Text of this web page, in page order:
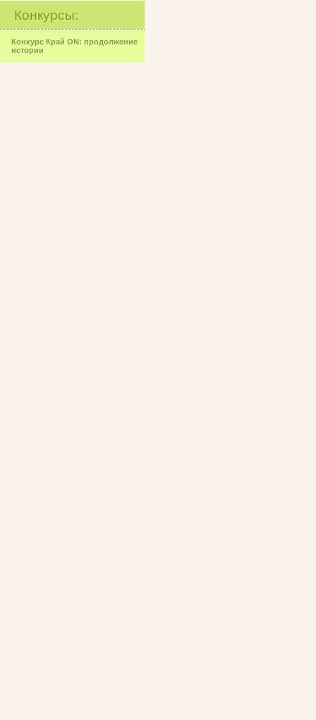
Конкурсы:
Конкурс Край ON: продолжение
истории